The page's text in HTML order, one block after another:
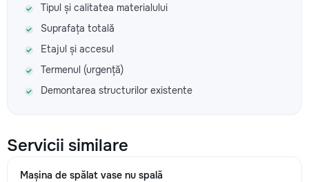
Tipul și calitatea materialului
Suprafața totală
Etajul și accesul
Termenul (urgență)
Demontarea structurilor existente
Servicii similare
Mașina de spălat vase nu spală